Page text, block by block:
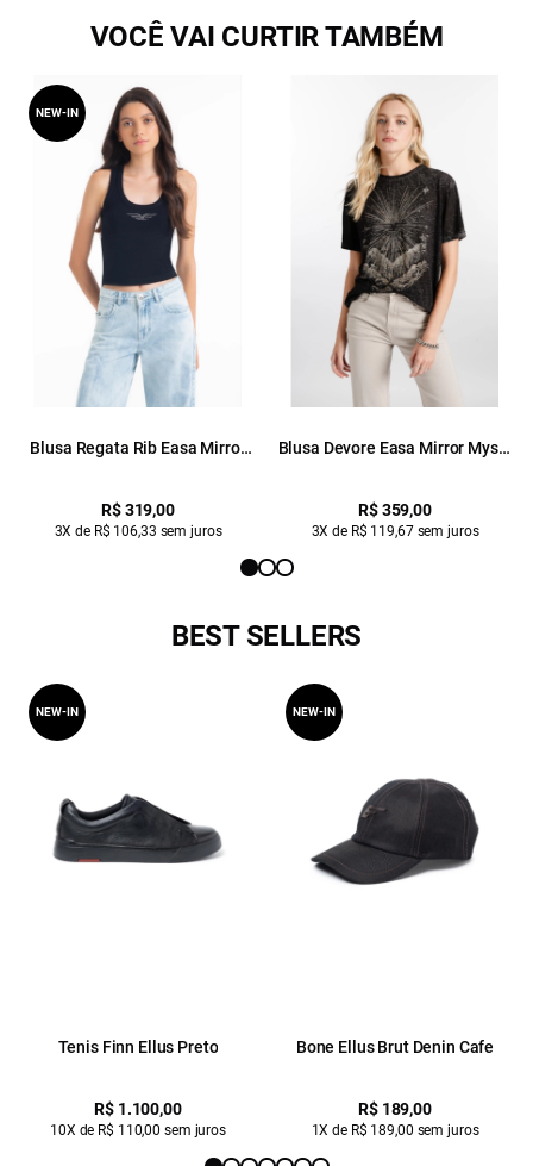
VOCÊ VAI CURTIR TAMBÉM
Blusa Regata Rib Easa Mirror
R$ 319,00
3X de R$ 106,33 sem juros
NEW-IN
Blusa Devore Easa Mirror Mystc
R$ 359,00
3X de R$ 119,67 sem juros
BEST SELLERS
Tenis Finn Ellus Preto
R$ 1.100,00
10X de R$ 110,00 sem juros
NEW-IN
Bone Ellus Brut Denin Cafe
R$ 189,00
1X de R$ 189,00 sem juros
NEW-IN